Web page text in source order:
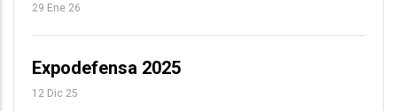
29 Ene 26
Expodefensa 2025
12 Dic 25